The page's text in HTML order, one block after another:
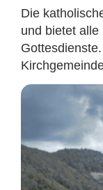
Die
und bietet